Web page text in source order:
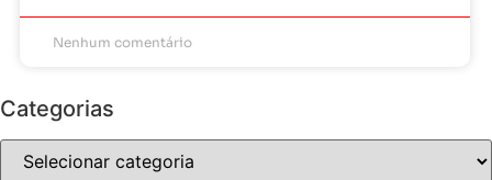
Nenhum comentário
Categorias